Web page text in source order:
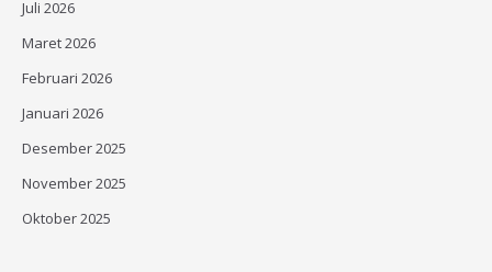
Juli 2026
Maret 2026
Februari 2026
Januari 2026
Desember 2025
November 2025
Oktober 2025